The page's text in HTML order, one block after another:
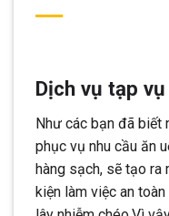
Dịch vụ tạp
Như các bạn đã biết
phục vụ nhu cầu ăn
hàng sạch, sẽ tạo
kiện làm việc an